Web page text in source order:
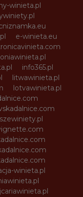
winieta.pl
e-winieta.eu
info365.pl
litwawinieta.pl
lotvawinieta.pl
winieta.pl